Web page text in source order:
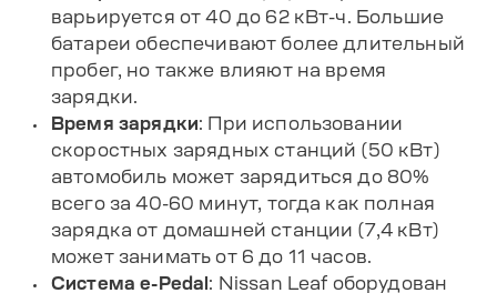
варьируется от 40 до 62 кВт-ч. Большие
батареи обеспечивают более длительный
пробег, но также влияют на время
зарядки.
Время зарядки: При использовании
скоростных зарядных станций (50 кВт)
автомобиль может зарядиться до 80%
всего за 40-60 минут, тогда как полная
зарядка от домашней станции (7,4 кВт)
может занимать от 6 до 11 часов.
Система e-Pedal: Nissan Leaf оборудован